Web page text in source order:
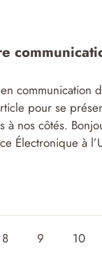
communication
pour se
nos côtés.
Électronique à
8 9 10